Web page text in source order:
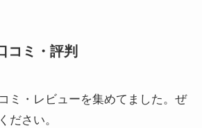
コミ・評判
ミ・レビューを集めてました。ぜ
ださい。